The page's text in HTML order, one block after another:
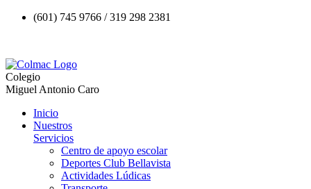
(601) 745 9766 / 319 298 2381
Colegio
Miguel Antonio Caro
Inicio
Nuestros
Servicios
Centro de apoyo escolar
Deportes Club Bellavista
Actividades Lúdicas